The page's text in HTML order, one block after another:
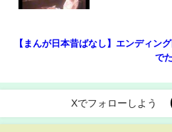
【まんが日本昔ばなし】エンディン
で
Xでフォローしよう